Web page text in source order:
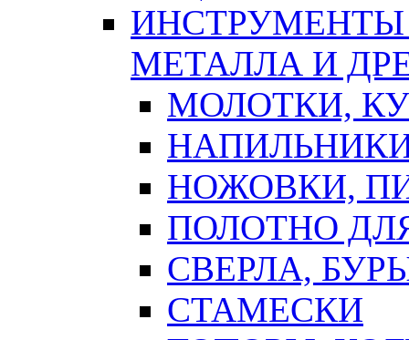
ИНСТРУМЕНТЫ
МЕТАЛЛА И
МОЛОТКИ,
НОЖОВКИ,
ПОЛОТНО
СВЕРЛА,
СТАМЕСКИ